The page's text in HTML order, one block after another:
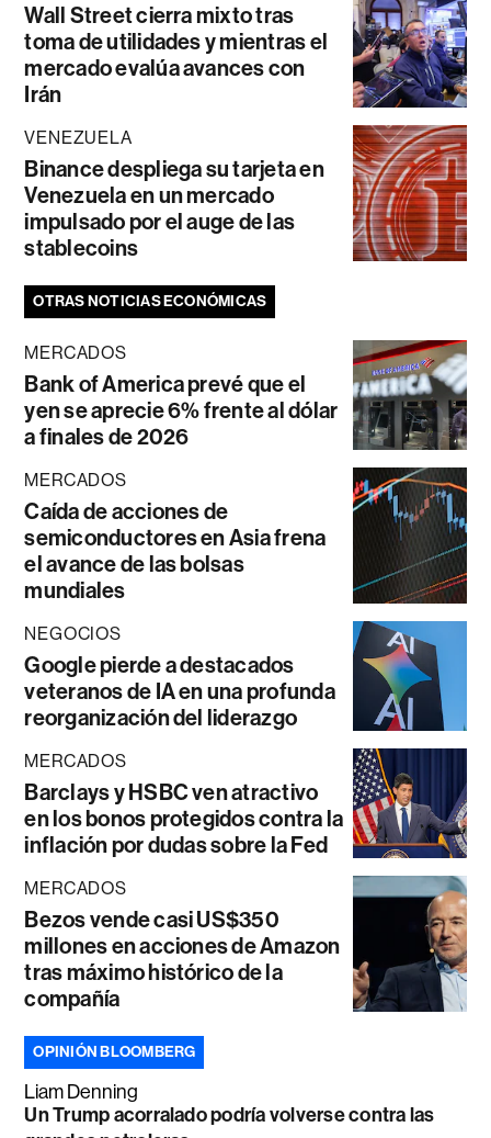
Wall Street cierra mixto tras
toma de utilidades y mientras el
mercado evalúa avances con
Irán
VENEZUELA
Binance despliega su tarjeta en
Venezuela en un mercado
impulsado por el auge de las
stablecoins
OTRAS NOTICIAS ECONÓMICAS
MERCADOS
Bank of America prevé que el
yen se aprecie 6% frente al dólar
a finales de 2026
MERCADOS
Caída de acciones de
semiconductores en Asia frena
el avance de las bolsas
mundiales
NEGOCIOS
Google pierde a destacados
veteranos de IA en una profunda
reorganización del liderazgo
MERCADOS
Barclays y HSBC ven atractivo
en los bonos protegidos contra la
inflación por dudas sobre la Fed
MERCADOS
Bezos vende casi US$350
millones en acciones de Amazon
tras máximo histórico de la
compañía
OPINIÓN BLOOMBERG
Liam Denning
Un Trump acorralado podría volverse contra las